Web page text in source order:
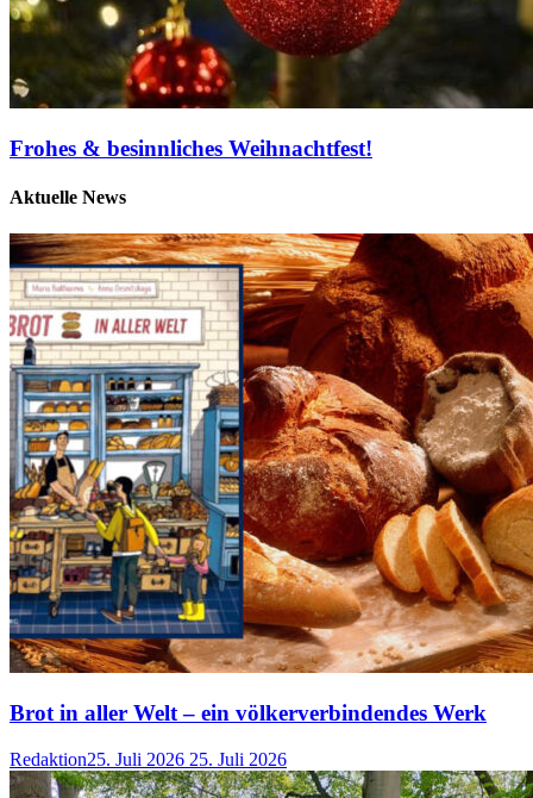
Frohes & besinnliches Weihnachtfest!
Aktuelle News
Brot in aller Welt – ein völkerverbindendes Werk
Redaktion25. Juli 2026 25. Juli 2026